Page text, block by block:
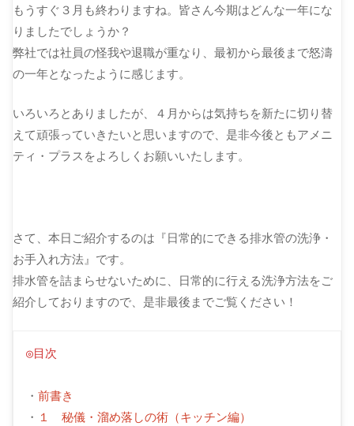
もうすぐ３月も終わりますね。皆さん今期はどんな一年にな
りましたでしょうか？
弊社では社員の怪我や退職が重なり、最初から最後まで怒濤
の一年となったように感じます。
いろいろとありましたが、４月からは気持ちを新たに切り替
えて頑張っていきたいと思いますので、是非今後ともアメニ
ティ・プラスをよろしくお願いいたします。
さて、本日ご紹介するのは『日常的にできる排水管の洗浄・
お手入れ方法』です。
排水管を詰まらせないために、日常的に行える洗浄方法をご
紹介しておりますので、是非最後までご覧ください！
◎目次
・ 前書き
・ １　秘儀・溜め落しの術（キッチン編）